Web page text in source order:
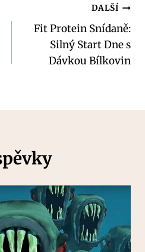
DALŠÍ
Fit Protein Snídaně:
Silný Start Dne s
Dávkou Bílkovin